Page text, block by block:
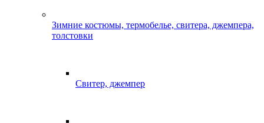
Зимние костюмы, термобелье, свитера, джемпера,
толстовки
Свитер, джемпер